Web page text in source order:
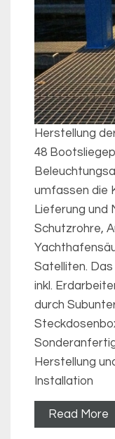
Herstellung
48
umfassen die
Lieferung und
Schutzrohre,
Satelliten.
inkl.
durch
Herstellung
Installation
Read More